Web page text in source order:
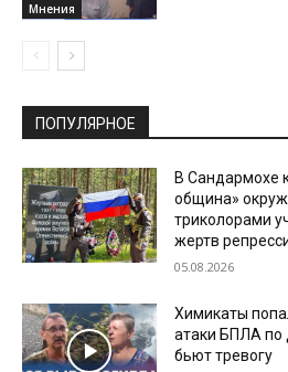
Мнения
ПОПУЛЯРНОЕ
В Сандармохе
община»
триколорами
жертв
05.08.2026
Химикаты
атаки БПЛА
бьют тревогу